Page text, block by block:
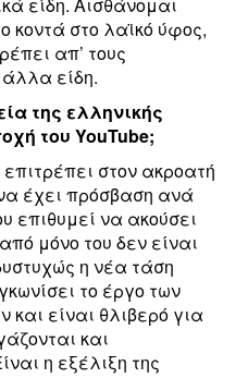
είδη. Αισθάνομαι
κοντά στο λαϊκό ύφος,
απ’ τους
είδη.
της ελληνικής
του YouTube;
στον ακροατή
έχει πρόσβαση ανά
επιθυμεί να ακούσει
μόνο του δεν είναι
η νέα τάση
το έργο των
και είναι θλιβερό για
και
η εξέλιξη της